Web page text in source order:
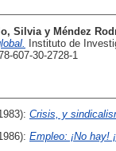
Silvia y Méndez
Instituto de
607-30-2728-1
Crisis, y
Empleo: ¡No hay!